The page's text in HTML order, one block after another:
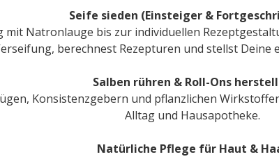
Seife sieden (Einsteiger &
mit Natronlauge bis zur individuellen
berechnest Rezepturen und stellst Deine
Salben rühren & Roll-Ons
Konsistenzgebern und pflanzlichen
Alltag und Hausapotheke.
Natürliche Pflege für Haut &